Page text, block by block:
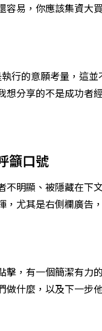
易，你應該集資大
行的意願考量，這
分享的不是成功者
籲口號
明顯、被隱藏在下
尤其是右側欄廣告
，有一個簡潔有力
什麼，以及下一步